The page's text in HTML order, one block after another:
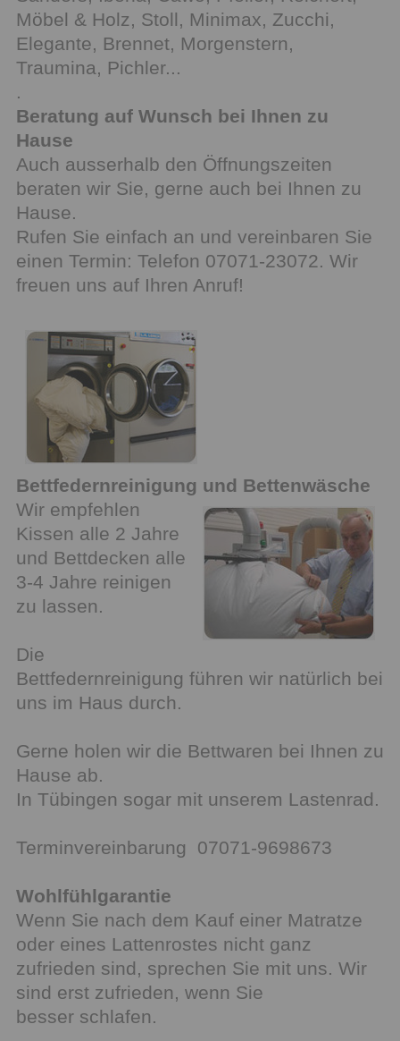
Möbel & Holz, Stoll, Minimax, Zucchi,
Elegante, Brennet, Morgenstern,
Traumina, Pichler...
.
Beratung auf Wunsch bei Ihnen zu
Hause
Auch ausserhalb den Öffnungszeiten
beraten wir Sie, gerne auch bei Ihnen zu
Hause.
Rufen Sie einfach an und vereinbaren Sie
einen Termin: Telefon 07071-23072. Wir
freuen uns auf Ihren Anruf!
Bettfedernreinigung und Bettenwäsche
Wir empfehlen
Kissen alle 2 Jahre
und Bettdecken alle
3-4 Jahre reinigen
zu lassen.
Die
Bettfedernreinigung führen wir natürlich bei
uns im Haus durch.
Gerne holen wir die Bettwaren bei Ihnen zu
Hause ab.
In Tübingen sogar mit unserem Lastenrad.
Terminvereinbarung 07071-9698673
Wohlfühlgarantie
Wenn Sie nach dem Kauf einer Matratze
oder eines Lattenrostes nicht ganz
zufrieden sind, sprechen Sie mit uns. Wir
sind erst zufrieden, wenn Sie
besser schlafen.